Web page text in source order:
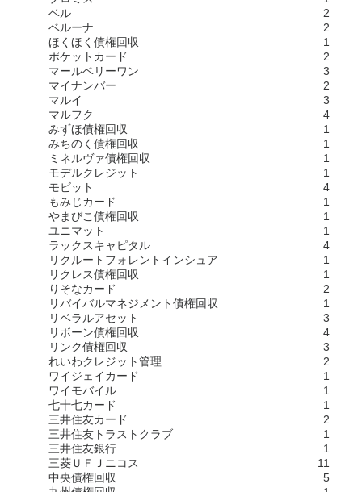
ベル
2
ベルーナ
2
ほくほく債権回収
1
ポケットカード
2
マールベリーワン
3
マイナンバー
2
マルイ
3
マルフク
4
みずほ債権回収
1
みちのく債権回収
1
ミネルヴァ債権回収
1
モデルクレジット
1
モビット
4
もみじカード
1
やまびこ債権回収
1
ユニマット
1
ラックスキャピタル
4
リクルートフォレントインシュア
1
リクレス債権回収
1
りそなカード
2
リバイバルマネジメント債権回収
1
リベラルアセット
3
リボーン債権回収
4
リンク債権回収
3
れいわクレジット管理
2
ワイジェイカード
1
ワイモバイル
1
七十七カード
1
三井住友カード
2
三井住友トラストクラブ
1
三井住友銀行
1
三菱ＵＦＪニコス
11
中央債権回収
5